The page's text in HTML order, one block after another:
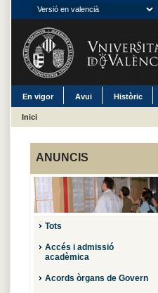
En vigor Avui Històric
Inici
ANUNCIS
Tots
Accés i admissió
acadèmica
Acords òrgans de Govern